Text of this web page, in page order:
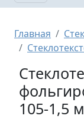
Строка
Главная
105-1,5